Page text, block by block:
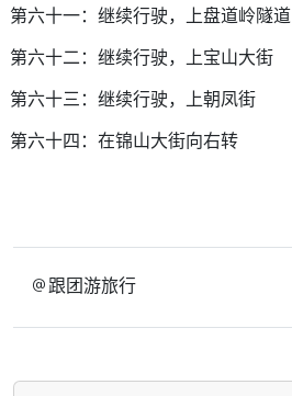
第六十一：继续行驶，上盘道岭隧道
第六十二：继续行驶，上宝山大街
第六十三：继续行驶，上朝凤街
第六十四：在锦山大街向右转
跟团游旅行